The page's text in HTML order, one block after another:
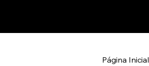
Página Inicial